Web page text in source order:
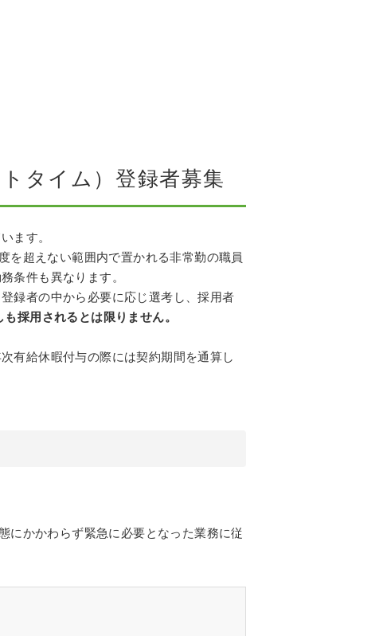
タイム）登録者募集
ます。
超えない範囲内で置かれる非常勤の職員
条件も異なります。
録者の中から必要に応じ選考し、採用者
も採用されるとは限りません。
有給休暇付与の際には契約期間を通算し
にかかわらず緊急に必要となった業務に従